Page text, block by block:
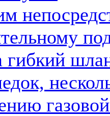
гибкий